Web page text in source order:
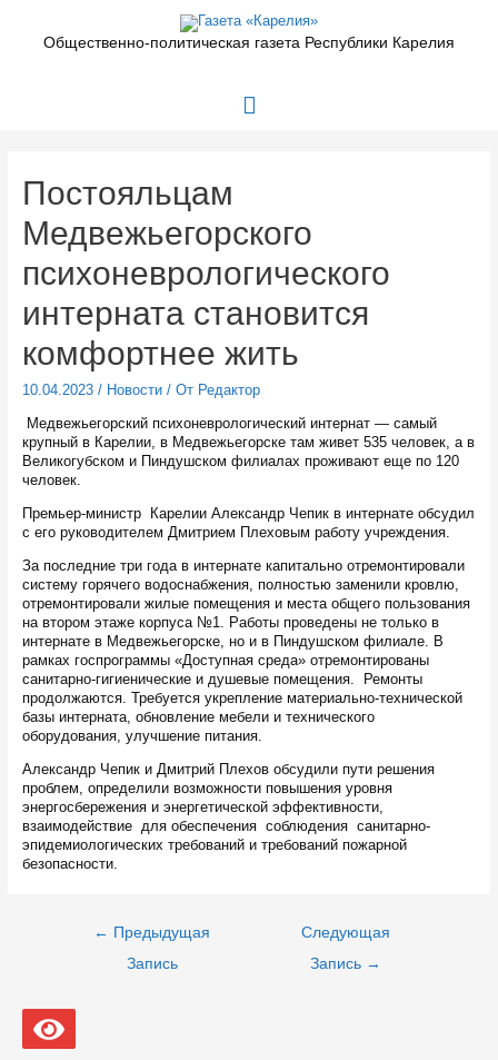
содержимомуОбщественно-политическая газета Республики Карелия
Главное
Постояльцам
Медвежьегорского
психоневрологического
интерната становится
комфортнее жить
10.04.2023/ Новости/ От Редактор
Медвежьегорский психоневрологический интернат — самый
крупный в Карелии, в Медвежьегорске там живет 535 человек, а в
Великогубском и Пиндушском филиалах проживают еще по 120
человек.
Премьер-министр Карелии Александр Чепик в интернате обсудил
с его руководителем Дмитрием Плеховым работу учреждения.
За последние три года в интернате капитально отремонтировали
систему горячего водоснабжения, полностью заменили кровлю,
отремонтировали жилые помещения и места общего пользования
на втором этаже корпуса №1. Работы проведены не только в
интернате в Медвежьегорске, но и в Пиндушском филиале. В
рамках госпрограммы «Доступная среда» отремонтированы
санитарно-гигиенические и душевые помещения. Ремонты
продолжаются. Требуется укрепление материально-технической
базы интерната, обновление мебели и технического
оборудования, улучшение питания.
Александр Чепик и Дмитрий Плехов обсудили пути решения
проблем, определили возможности повышения уровня
энергосбережения и энергетической эффективности,
взаимодействие для обеспечения соблюдения санитарно-
эпидемиологических требований и требований пожарной
безопасности.
Навигация
← Предыдущая
Запись
Следующая
Запись →